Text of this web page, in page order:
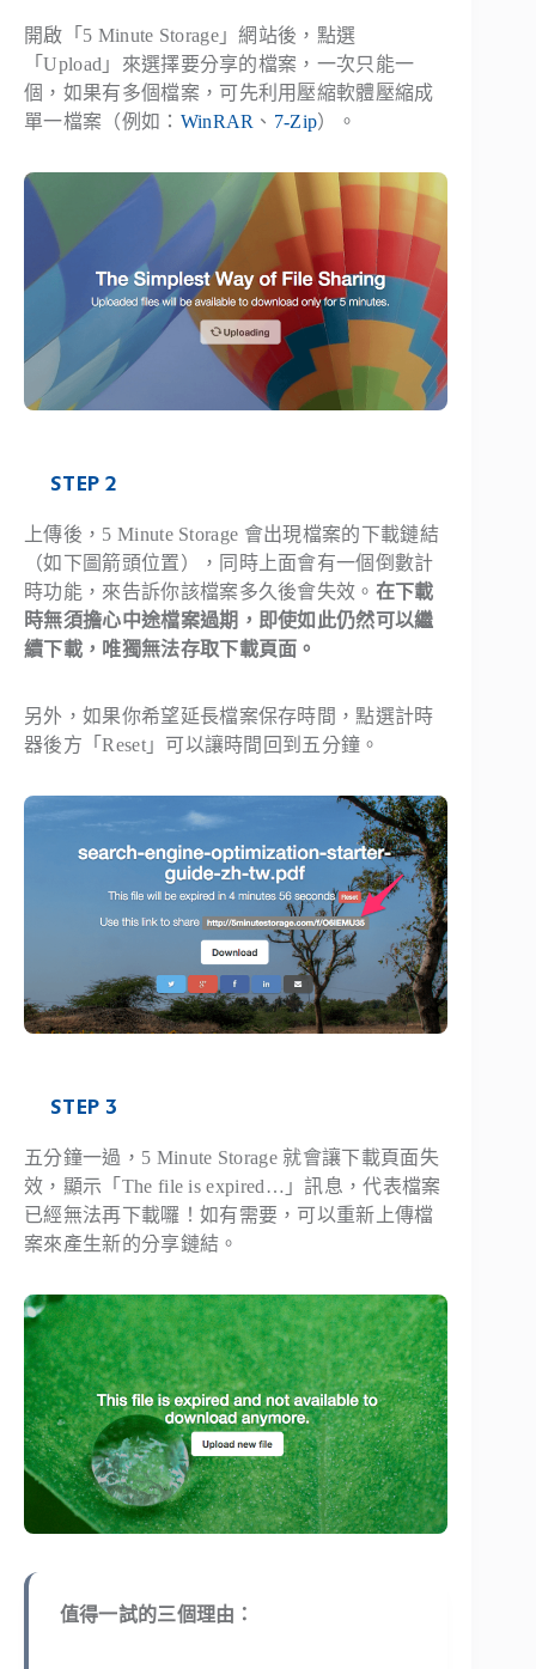
開啟「5 Minute Storage」網站後，點選
「Upload」來選擇要分享的檔案，一次只能一
個，如果有多個檔案，可先利用壓縮軟體壓縮成
單一檔案（例如： WinRAR 、 7-Zip）。
STEP 2
上傳後，5 Minute Storage 會出現檔案的下載鏈結
（如下圖箭頭位置），同時上面會有一個倒數計
時功能，來告訴你該檔案多久後會失效。 在下載
時無須擔心中途檔案過期，即使如此仍然可以繼
續下載，唯獨無法存取下載頁面。
另外，如果你希望延長檔案保存時間，點選計時
器後方「Reset」可以讓時間回到五分鐘。
STEP 3
五分鐘一過，5 Minute Storage 就會讓下載頁面失
效，顯示「The file is expired…」訊息，代表檔案
已經無法再下載囉！如有需要，可以重新上傳檔
案來產生新的分享鏈結。
值得一試的三個理由：